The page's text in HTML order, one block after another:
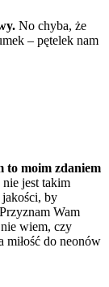
No chyba, że
– pętelek nam
to moim zdaniem
jest takim
by
Wam
wiem, czy
miłość do neonów